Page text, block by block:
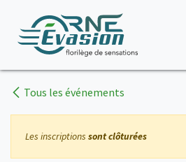
Tous les événements
Les inscriptions sont clôturées